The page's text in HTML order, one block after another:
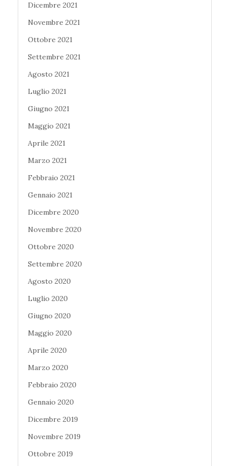
Dicembre 2021
Novembre 2021
Ottobre 2021
Settembre 2021
Agosto 2021
Luglio 2021
Giugno 2021
Maggio 2021
Aprile 2021
Marzo 2021
Febbraio 2021
Gennaio 2021
Dicembre 2020
Novembre 2020
Ottobre 2020
Settembre 2020
Agosto 2020
Luglio 2020
Giugno 2020
Maggio 2020
Aprile 2020
Marzo 2020
Febbraio 2020
Gennaio 2020
Dicembre 2019
Novembre 2019
Ottobre 2019